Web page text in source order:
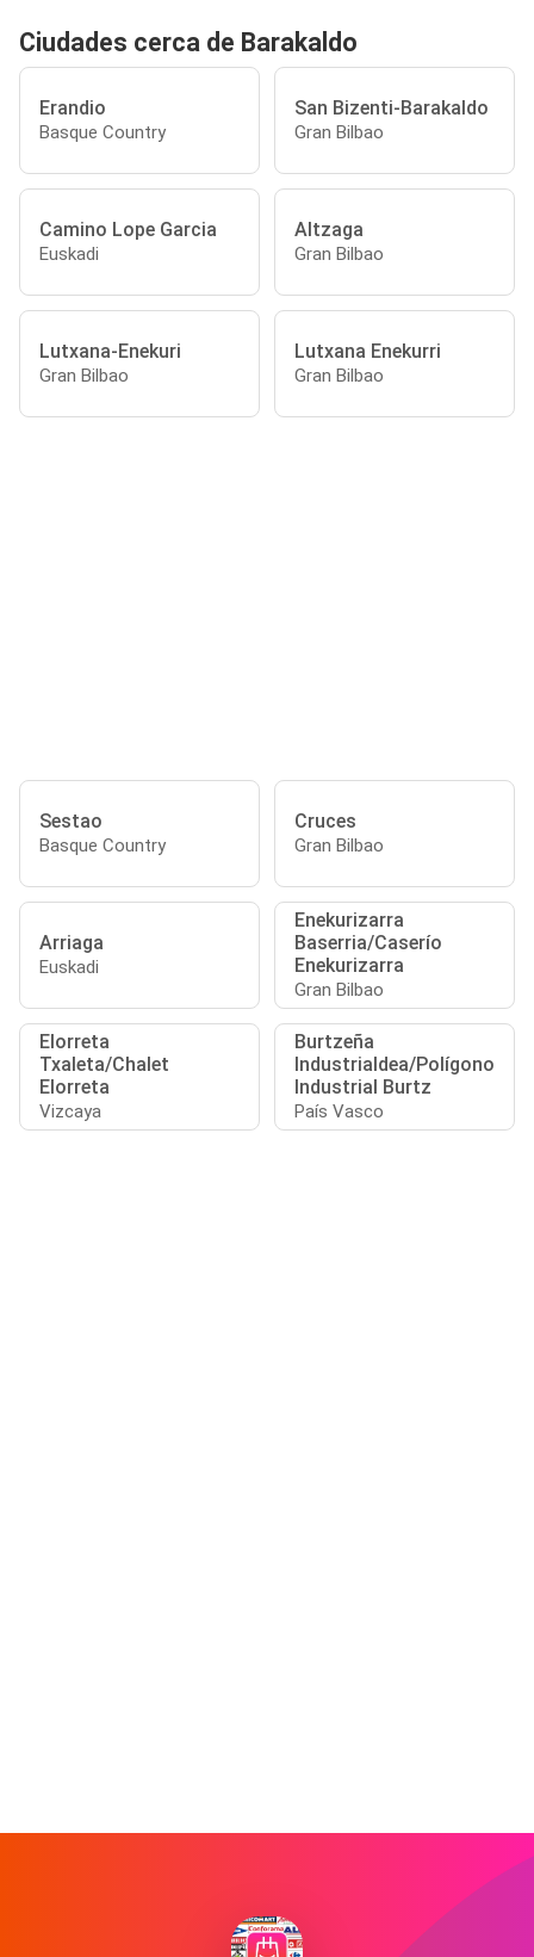
Ciudades cerca de Barakaldo
Erandio
Basque Country
San Bizenti-Barakaldo
Gran Bilbao
Camino Lope Garcia
Euskadi
Altzaga
Gran Bilbao
Lutxana-Enekuri
Gran Bilbao
Lutxana Enekurri
Gran Bilbao
Sestao
Basque Country
Cruces
Gran Bilbao
Arriaga
Euskadi
Enekurizarra
Baserria/Caserío
Enekurizarra
Gran Bilbao
Elorreta
Txaleta/Chalet
Elorreta
Vizcaya
Burtzeña
Industrialdea/Polígono
Industrial Burtz
País Vasco